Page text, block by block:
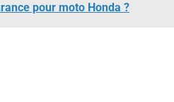
pour moto Honda ?